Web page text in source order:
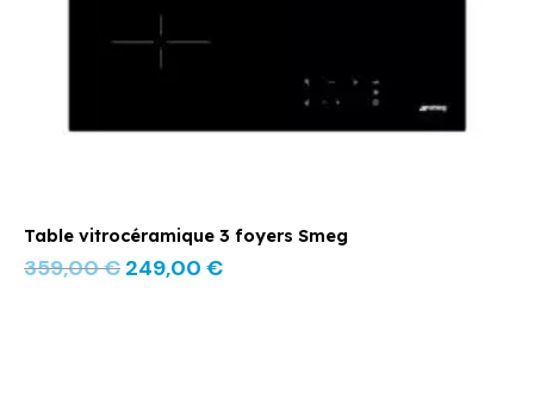
Table vitrocéramique 3 foyers Smeg
359,00€ 249,00 €